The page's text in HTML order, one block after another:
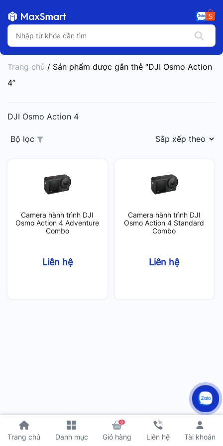
Trang chủ Danh mục
0
Giỏ hàng Liên hệ Tài khoản
Trang chủ / Sản phẩm được gắn thẻ “DJI Osmo Action
4”
DJI Osmo Action 4
Bộ lọc
Camera hành trình DJI
Osmo Action 4 Adventure
Combo
Liên hệ
Camera hành trình DJI
Osmo Action 4 Standard
Combo
Liên hệ